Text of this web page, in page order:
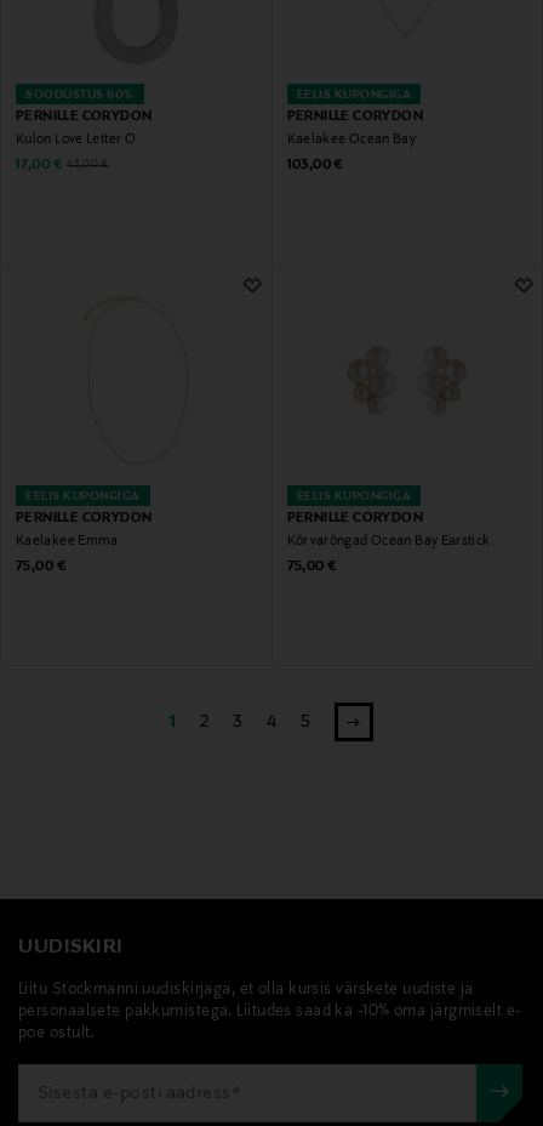
SOODUSTUS 60%
PERNILLE CORYDON
Kulon Love Letter O
Discounted Price
17,00 € Original Price
43,00 €
EELIS KUPONGIGA
PERNILLE CORYDON
Kaelakee Ocean Bay
Original Price
103,00 €
EELIS KUPONGIGA
PERNILLE CORYDON
Kaelakee Emma
Original Price
75,00 €
EELIS KUPONGIGA
PERNILLE CORYDON
Kõrvarõngad Ocean Bay Earstick
Original Price
75,00 €
1 2 3 4 5
UUDISKIRI
Liitu Stockmanni uudiskirjaga, et olla kursis värskete uudiste ja
personaalsete pakkumistega. Liitudes saad ka -10% oma järgmiselt e-
poe ostult.